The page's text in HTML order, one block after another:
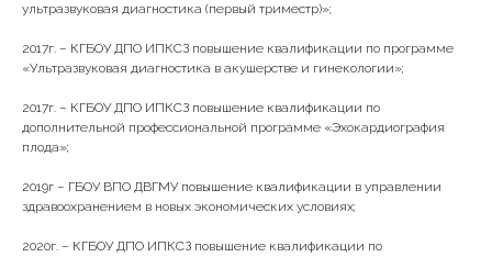
ультразвуковая диагностика (первый триместр)»;
2017г. – КГБОУ ДПО ИПКСЗ повышение квалификации по программе
«Ультразвуковая диагностика в акушерстве и гинекологии»;
2017г. – КГБОУ ДПО ИПКСЗ повышение квалификации по
дополнительной профессиональной программе «Эхокардиография
плода»;
2019г – ГБОУ ВПО ДВГМУ повышение квалификации в управлении
здравоохранением в новых экономических условиях;
2020г. – КГБОУ ДПО ИПКСЗ повышение квалификации по